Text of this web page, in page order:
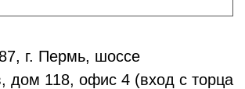
г. Пермь, шоссе
дом 118, офис 4 (вход с торца